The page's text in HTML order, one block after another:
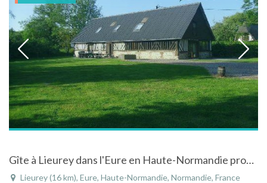
Gîte à Lieurey dans l'Eure en Haute-Normandie proche de la mer
Lieurey (16 km), Eure, Haute-Normandie, Normandie, France